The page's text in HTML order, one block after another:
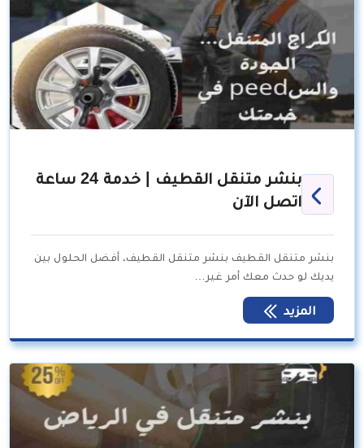
بنشر متنقل القطيف | خدمة 24 ساعة
اتصل الآن
بنشر متنقل القطيف بنشر متنقل القطيف، أفضل الحلول بين
يديك لو حدث معك أمر غير…
المزيد